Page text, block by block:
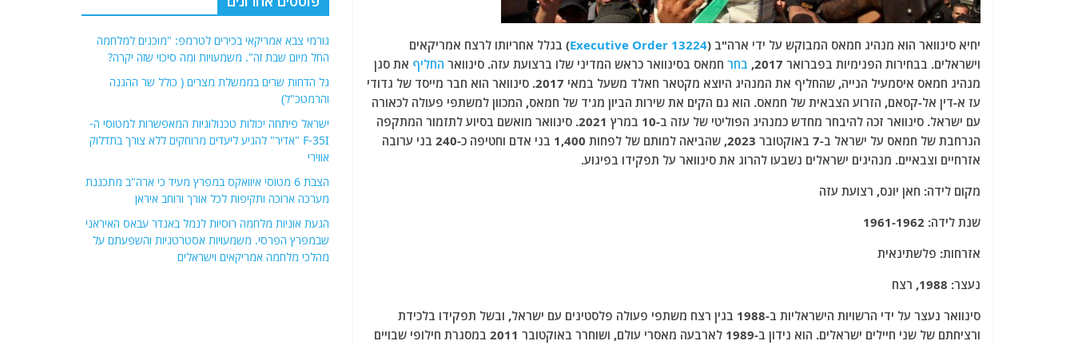
יחיא סינוואר הוא מנהיג חמאס המבוקש על ידי ארה"ב (Executive Order 13224) בגלל אחריותו לרצח אמריקאים
וישראלים. בבחירות הפנימיות בפברואר 2017,
בחר חמאס בסינוואר כראש המדיני שלו ברצועת עזה. סינוואר החליף את סגן
מנהיג חמאס איסמעיל הנייה, שהחליף את המנהיג היוצא מקטאר חאלד משעל במאי 2017. סינוואר הוא חבר מייסד של גדודי
עז א-דין אל-קסאם, הזרוע הצבאית של חמאס. הוא גם הקים את שירות הביון מג'ד של חמאס, המכוון למשתפי פעולה לכאורה
עם ישראל. סינוואר זכה להיבחר מחדש כמנהיג הפוליטי של עזה ב-10 במרץ 2021. סינוואר מואשם בסיוע לתזמור המתקפה
הנרחבת של חמאס על ישראל ב-7 באוקטובר 2023, שהביאה למותם של לפחות 1,400 בני אדם וחטיפה כ-240 בני ערובה
אזרחיים וצבאיים. מנהיגים ישראלים נשבעו להרוג את סינוואר על תפקידו בפיגוע.
מקום לידה: חאן יונס, רצועת עזה
שנת לידה: 1961-1962
אזרחות: פלשתינאית
נעצר: 1988, רצח
סינוואר נעצר על ידי הרשויות הישראליות ב-1988 בגין רצח משתפי פעולה פלסטינים עם ישראל, ובשל תפקידו בלכידת
ורציחתם של שני חיילים ישראלים. הוא נידון ב-1989 לארבעה מאסרי עולם, ושוחרר באוקטובר 2011 במסגרת חילופי שבויים
גורמי צבא אמריקאי בכירים לטרמפ: "מוכנים למלחמה
החל מיום שבת זה". משמעויות ומה סיכוי שזה יקרה?
גל הדחות שרים בממשלת מצרים ( כולל שר ההגנה
והרמטכ"ל)
ישראל פיתחה יכולות טכנולוגיות המאפשרות למטוסי ה-
F-35I "אדיר" להגיע ליעדים מרוחקים ללא צורך בתדלוק
אווירי
הצבת 6 מטוסי איוואקס במפרץ מעיד כי ארה"ב מתכננת
מערכה ארוכה ותקיפות לכל אורך ורוחב איראן
הגעת אוניות מלחמה רוסיות לנמל באנדר עבאס האיראני
שבמפרץ הפרסי. משמעויות אסטרטגיות והשפעתם על
מהלכי מלחמה אמריקאים וישראלים